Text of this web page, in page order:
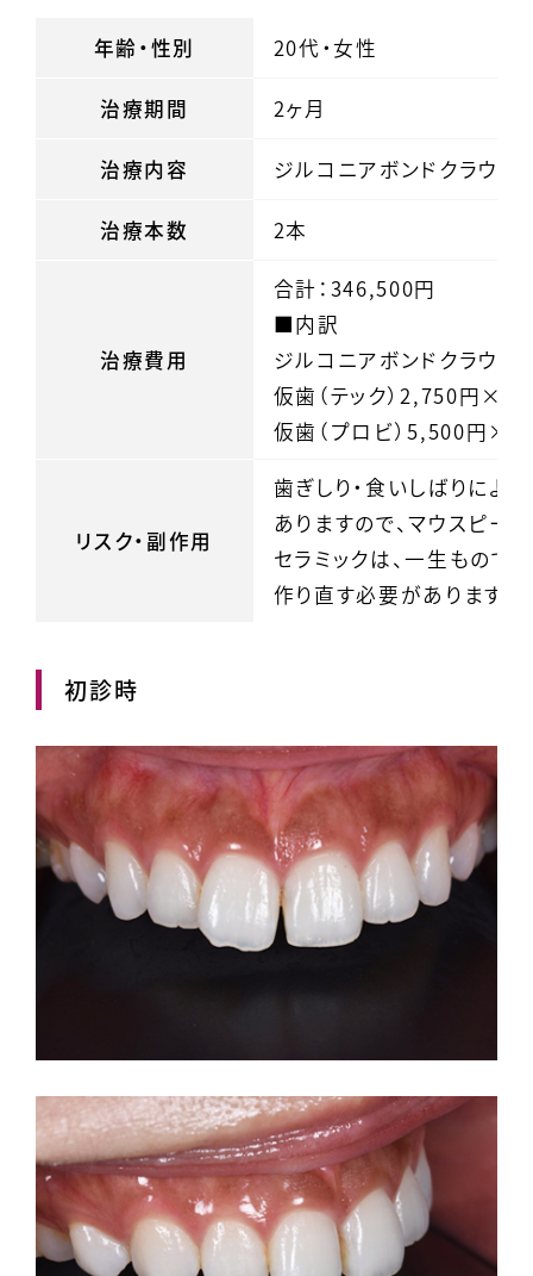
年齢・性別 20代・女性
治療期間 2ヶ月
治療内容 ジルコニアボンドクラウ
治療本数 2本
治療費用
合計：346,500円
■内訳
ジルコニアボンドクラウ
仮歯（テック）2,750円×2
仮歯（プロビ）5,500円×2
リスク・副作用
歯ぎしり・食いしばりによ
ありますので、マウスピー
セラミックは、一生もので
作り直す必要があります。
初診時